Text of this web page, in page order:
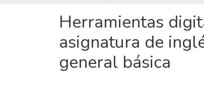
Herramientas
asignatura de
general básica